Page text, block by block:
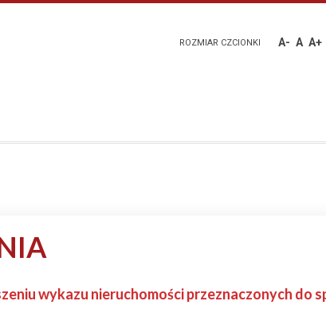
ROZMIAR CZCIONKI A- A A+
wykazu nieruchomości przeznaczonych do